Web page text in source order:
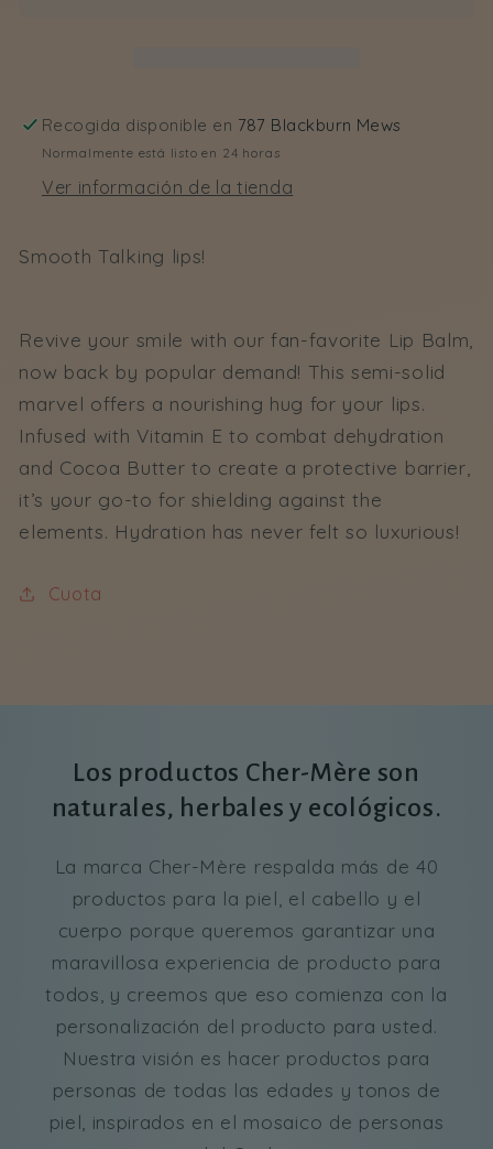
Recogida disponible en 787 Blackburn Mews
Normalmente está listo en 24 horas
Ver información de la tienda
Smooth Talking lips!
Revive your smile with our fan-favorite Lip Balm,
now back by popular demand! This semi-solid
marvel offers a nourishing hug for your lips.
Infused with Vitamin E to combat dehydration
and Cocoa Butter to create a protective barrier,
it’s your go-to for shielding against the
elements. Hydration has never felt so luxurious!
Cuota
Los productos Cher-Mère son
naturales, herbales y ecológicos.
La marca Cher-Mère respalda más de 40
productos para la piel, el cabello y el
cuerpo porque queremos garantizar una
maravillosa experiencia de producto para
todos, y creemos que eso comienza con la
personalización del producto para usted.
Nuestra visión es hacer productos para
personas de todas las edades y tonos de
piel, inspirados en el mosaico de personas